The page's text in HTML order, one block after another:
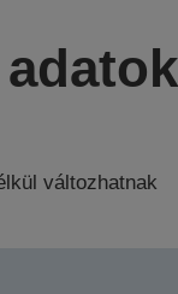
változhatnak